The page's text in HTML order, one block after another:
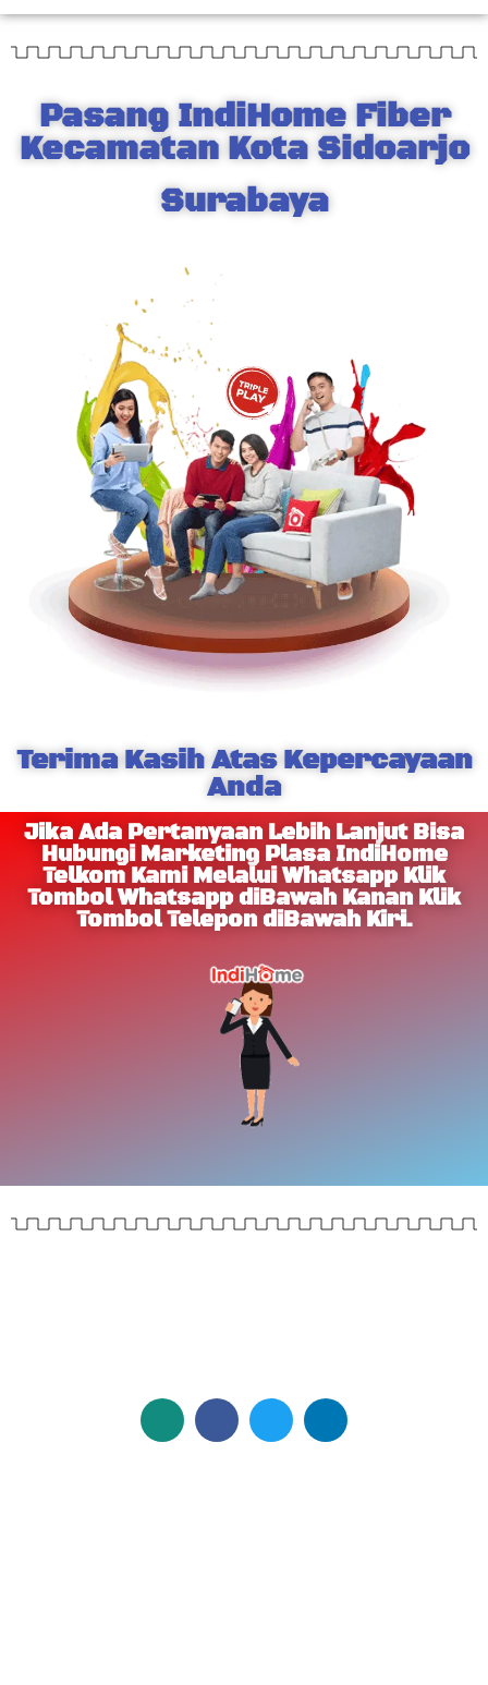
Pasang IndiHome Fiber
Kecamatan Kota Sidoarjo
Surabaya
Terima Kasih Atas Kepercayaan
Anda
Jika Ada Pertanyaan Lebih Lanjut Bisa
Hubungi Marketing Plasa IndiHome
Telkom Kami Melalui Whatsapp Klik
Tombol Whatsapp diBawah Kanan Klik
Tombol Telepon diBawah Kiri.